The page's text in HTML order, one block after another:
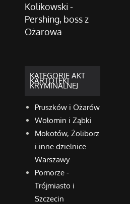
Kolikowski -
Pershing, boss z
Ożarowa
KATEGORIE AKT
KARTOTEKI
KRYMINALNEJ
Pruszków i Ożarów
Wołomin i Ząbki
Mokotów, Żoliborz
i inne dzielnice
Warszawy
Pomorze -
Trójmiasto i
Szczecin